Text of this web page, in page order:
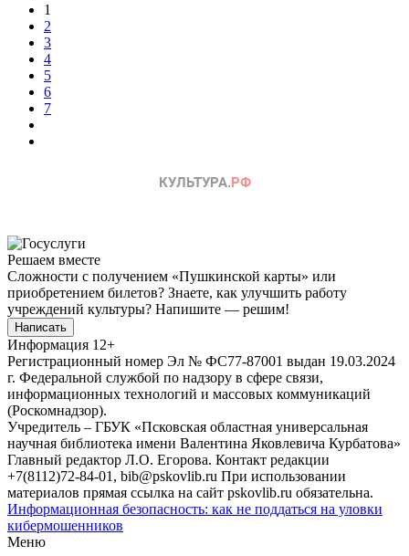
1
2
3
4
5
6
7
Решаем вместе
Сложности с получением «Пушкинской карты» или
приобретением билетов? Знаете, как улучшить работу
учреждений культуры? Напишите — решим!
Написать
Информация 12+
Регистрационный номер Эл № ФС77-87001 выдан 19.03.2024
г. Федеральной службой по надзору в сфере связи,
информационных технологий и массовых коммуникаций
(Роскомнадзор).
Учредитель – ГБУК «Псковская областная универсальная
научная библиотека имени Валентина Яковлевича Курбатова»
Главный редактор Л.О. Егорова. Контакт редакции
+7(8112)72-84-01, bib@pskovlib.ru При использовании
материалов прямая ссылка на сайт pskovlib.ru обязательна.
Информационная безопасность: как не поддаться на уловки
кибермошенников
Меню